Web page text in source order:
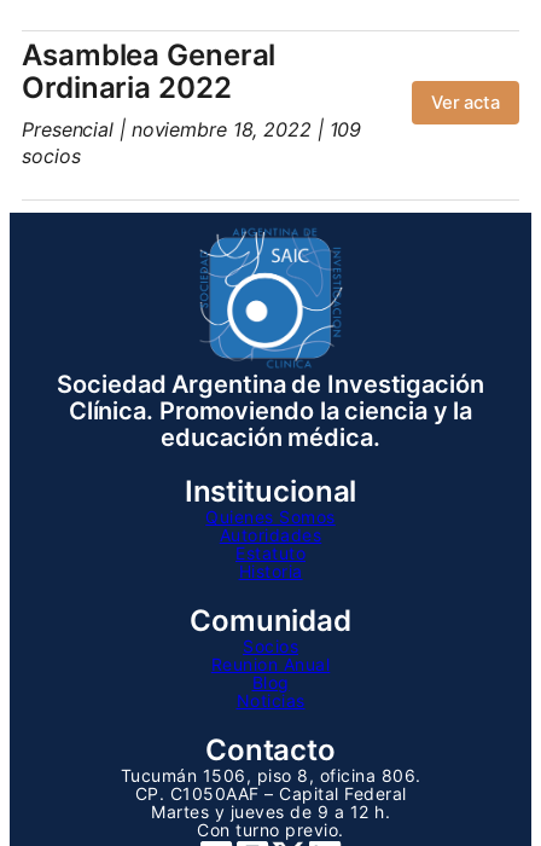
Asamblea General
Ordinaria 2022
Presencial | noviembre 18, 2022 | 109
socios
Ver acta
Sociedad Argentina de Investigación
Clínica. Promoviendo la ciencia y la
educación médica.
Institucional
Quienes Somos
Autoridades
Estatuto
Historia
Comunidad
Socios
Reunion Anual
Blog
Noticias
Contacto
Tucumán 1506, piso 8, oficina 806.
CP. C1050AAF – Capital Federal
Martes y jueves de 9 a 12 h.
Con turno previo.